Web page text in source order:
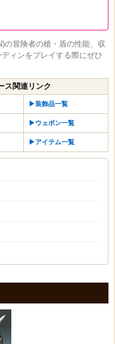
の冒険者の槍・盾の性能、収
ィンをプレイする際にぜひ
ス関連リンク
▶︎装飾品一覧
▶︎ウェポン一覧
▶︎アイテム一覧